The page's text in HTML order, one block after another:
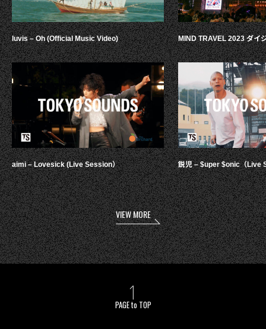
luvis – Oh (Official Music Video)
aimi – Lovesick (Live Session）
MIND TRAVEL 2023 ダイ
鋭児 – $uper $onic（Live
VIEW MORE
PAGE to TOP